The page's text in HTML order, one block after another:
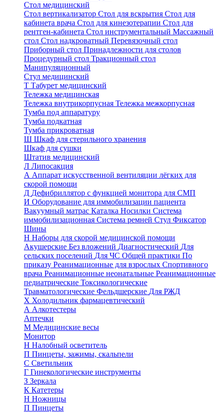
Стол медицинский
Стол вертикализатор Стол для вскрытия Стол для
кабинета врача Стол для кинезотерапии Стол для
рентген-кабинета Стол инструментальный Массажный
стол Стол надкроватный Перевязочный стол
Приборный стол Принадлежности для столов
Процедурный стол Тракционный стол
Манипуляционный
Стул медицинский
Т Табурет медицинский
Тележка медицинская
Тележка внутрикорпусная Тележка межкорпусная
Тумба под аппаратуру
Тумба подкатная
Тумба прикроватная
Ш Шкаф для стерильного хранения
Шкаф для сушки
Штатив медицинский
Л Липосакция
А Аппарат искусственной вентиляции лёгких для
скорой помощи
Д Дефибриллятор с функцией монитора для СМП
И Оборудование для иммобилизации пациента
Вакуумный матрас Каталка Носилки Система
иммобилизационная Система ремней Стул Фиксатор
Шины
Н Наборы для скорой медицинской помощи
Акушерские Без вложений Диагностический Для
сельских поселений Для ЧС Общей практики По
приказу Реанимационные для взрослых Спортивного
врача Реанимационные неонатальные Реанимационные
педиатрические Токсикологические
Травматологические Фельдшерские Для РЖД
Х Холодильник фармацевтический
А Алкотестеры
Аптечки
М Медицинские весы
Монитор
Н Налобный осветитель
П Пинцеты, зажимы, скальпели
С Светильник
Г Гинекологические инструменты
З Зеркала
К Катетеры
Н Ножницы
П Пинцеты